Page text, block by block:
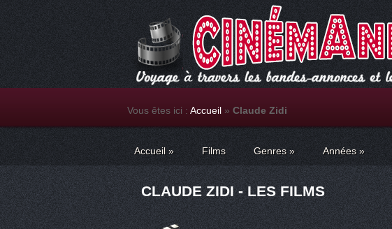
Vous êtes ici : Accueil » Claude Zidi
Accueil » Films Genres» Années »
CLAUDE ZIDI - LES FILMS